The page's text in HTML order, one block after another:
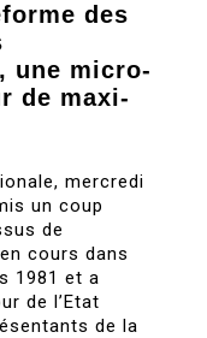
des
une micro-
de maxi-
mercredi
un coup
de
cours dans
1981 et a
de l’Etat
de la